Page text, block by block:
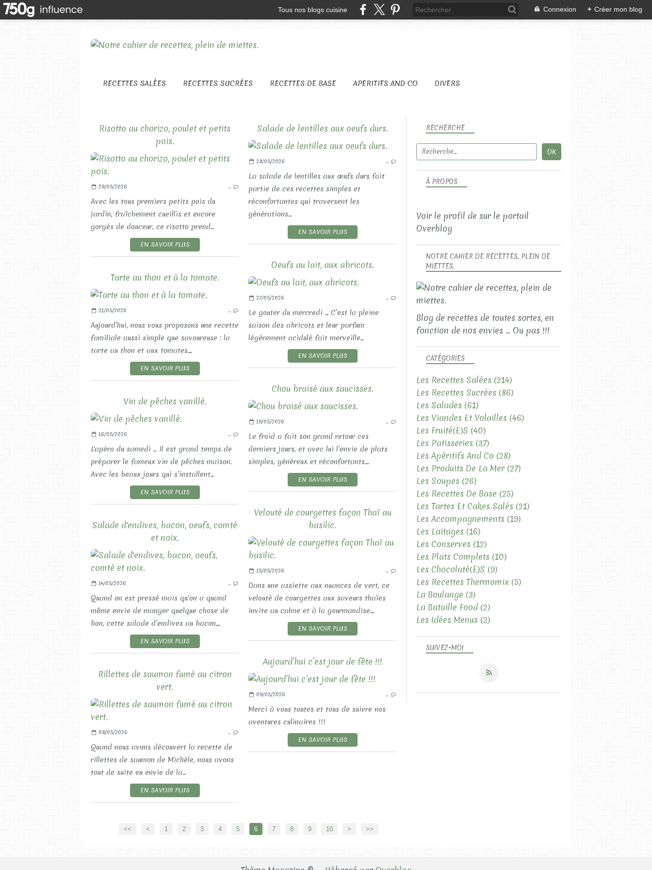
Tous nos blogs cuisine Connexion + Créer mon blog
RECETTES SALÉES RECETTES SUCRÉES RECETTES DE BASE APERITIFS AND CO DIVERS
Risotto au chorizo, poulet et petits
pois.
LES PLATS COMPLETS
29/05/2026 …
Avec les tous premiers petits pois du
jardin, fraîchement cueillis et encore
gorgés de douceur, ce risotto prend...
EN SAVOIR PLUS
Salade de lentilles aux oeufs durs.
LES RECETTES SALÉES
LES SALADES
28/05/2026 …
La salade de lentilles aux œufs durs fait
partie de ces recettes simples et
réconfortantes qui traversent les
générations...
EN SAVOIR PLUS
Oeufs au lait, aux abricots.
LES RECETTES SUCRÉES
LES FRUITÉ(E)S
27/05/2026 …
Le gouter du mercredi ... C’est la pleine
saison des abricots et leur parfum
légèrement acidulé fait merveille...
EN SAVOIR PLUS
Tarte au thon et à la tomate.
LES TARTES ET CAKES SALÉS
21/05/2026 …
Aujourd’hui, nous vous proposons une recette
familiale aussi simple que savoureuse : la
tarte au thon et aux tomates....
EN SAVOIR PLUS
Chou braisé aux saucisses.
LES RECETTES SALÉES
LES VIANDES ET VOLAILLES
19/05/2026 …
Le froid a fait son grand retour ces
derniers jours, et avec lui l’envie de plats
simples, généreux et réconfortants....
EN SAVOIR PLUS
Vin de pêches vanillé.
16/05/2026 …
L'apéro du samedi ... Il est grand temps de
préparer le fameux vin de pêches maison.
Avec les beaux jours qui s’installent...
EN SAVOIR PLUS
Velouté de courgettes façon Thaï au
basilic.
LES RECETTES SALÉES
LES SOUPES
15/05/2026 …
Dans une assiette aux nuances de vert, ce
velouté de courgettes aux saveurs thaïes
invite au calme et à la gourmandise....
EN SAVOIR PLUS
Salade d'endives, bacon, oeufs, comté
et noix.
14/05/2026 …
Quand on est pressé mais qu’on a quand
même envie de manger quelque chose de
bon, cette salade d’endives au bacon,...
EN SAVOIR PLUS
Aujourd’hui c’est jour de fête !!!
09/05/2026 …
Merci à vous toutes et tous de suivre nos
aventures culinaires !!!
EN SAVOIR PLUS
Rillettes de saumon fumé au citron
vert.
LES RECETTES SALÉES
LES APÉRITIFS AND CO
08/05/2026 …
Quand nous avons découvert la recette de
rillettes de saumon de Michèle, nous avons
tout de suite eu envie de la...
EN SAVOIR PLUS
<< < 1 2 3 4 5 6 7 8 9 10 20
30
> >>
SUIVEZ-MOI
RECHERCHE
NOTRE CAHIER DE RECETTES, PLEIN DE
MIETTES.
Blog de recettes de toutes sortes, en
fonction de nos envies ... Ou pas !!!
À PROPOS
Voir le profil de sur le portail
Overblog
CATÉGORIES
Les Recettes Salées (214)
Les Recettes Sucrées (86)
Les Salades (61)
Les Viandes Et Volailles (46)
Les Fruité(e)s (40)
Les Patisseries (37)
Les Apéritifs And Co (28)
Les Produits De La Mer (27)
Les Soupes (26)
Les Recettes De Base (25)
Les Tartes Et Cakes Salés (21)
Les Accompagnements (19)
Les Laitages (16)
Les Conserves (12)
Les Plats Complets (10)
Les Chocolaté(e)s (9)
Les Recettes Thermomix (5)
La Boulange (3)
La Bataille Food (2)
Les Idées Menus (2)